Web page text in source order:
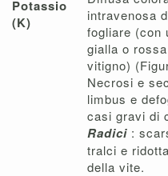
Potassio
(K)
intravenosa
fogliare (con
gialla o
vitigno)
Necrosi e
limbus e
casi gravi di
Radici :
tralci e
della vite.